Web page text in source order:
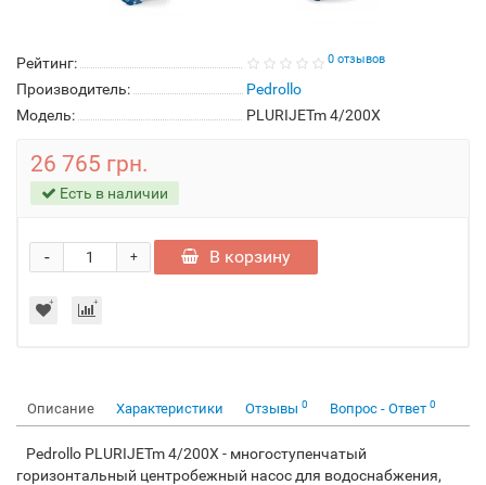
Рейтинг: 0 отзывов
Производитель:
Pedrollo
Модель:
PLURIJETm 4/200X
26 765 грн.
Есть в наличии
+
- В корзину
Описание Характеристики Отзывы 0 Вопрос - Ответ 0
Pedrollo PLURIJETm 4/200X - многоступенчатый
горизонтальный центробежный насос для водоснабжения,